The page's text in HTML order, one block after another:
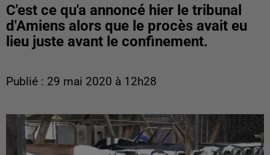
C'est ce qu'a annoncé hier le tribunal
d'Amiens alors que le procès avait eu
lieu juste avant le confinement.
Publié : 29 mai 2020 à 12h28